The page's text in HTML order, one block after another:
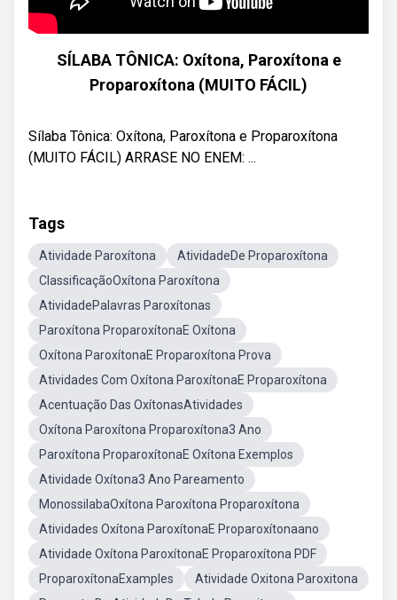
SÍLABA TÔNICA: Oxítona, Paroxítona e
Proparoxítona (MUITO FÁCIL)
Sílaba Tônica: Oxítona, Paroxítona e Proparoxítona
(MUITO FÁCIL) ARRASE NO ENEM: ...
Tags
Atividade Paroxítona
AtividadeDe Proparoxítona
ClassificaçãoOxítona Paroxítona
AtividadePalavras Paroxítonas
Paroxítona ProparoxítonaE Oxítona
Oxítona ParoxítonaE Proparoxítona Prova
Atividades Com Oxítona ParoxítonaE Proparoxítona
Acentuação Das OxítonasAtividades
Oxítona Paroxítona Proparoxítona3 Ano
Paroxítona ProparoxítonaE Oxítona Exemplos
Atividade Oxítona3 Ano Pareamento
MonossilabaOxítona Paroxítona Proparoxítona
Atividades Oxítona ParoxítonaE Proparoxítonaano
Atividade Oxítona ParoxítonaE Proparoxítona PDF
ProparoxítonaExamples
Atividade Oxitona Paroxitona